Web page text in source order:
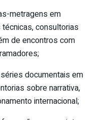
metragens em
consultorias
de encontros com
documentais em
sobre narrativa,
internacional;